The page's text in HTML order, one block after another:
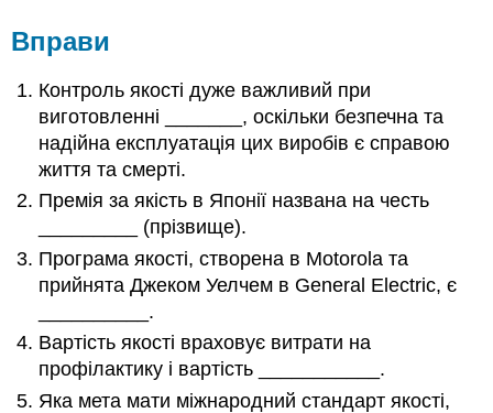
Вправи
Контроль якості дуже важливий при
виготовленні _______, оскільки безпечна та
надійна експлуатація цих виробів є справою
життя та смерті.
Премія за якість в Японії названа на честь
_________ (прізвище).
Програма якості, створена в Motorola та
прийнята Джеком Уелчем в General Electric, є
__________.
Вартість якості враховує витрати на
профілактику і вартість ___________.
Яка мета мати міжнародний стандарт якості,